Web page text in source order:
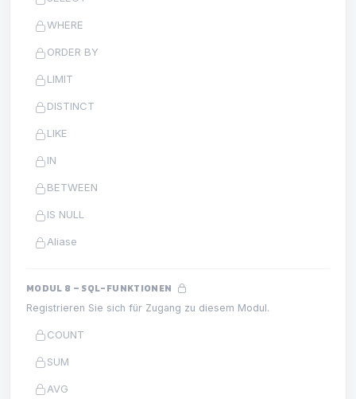
WHERE
ORDER BY
LIMIT
DISTINCT
LIKE
IN
BETWEEN
IS NULL
Aliase
MODUL 8 – SQL-FUNKTIONEN
Registrieren Sie sich für Zugang zu diesem Modul.
COUNT
SUM
AVG